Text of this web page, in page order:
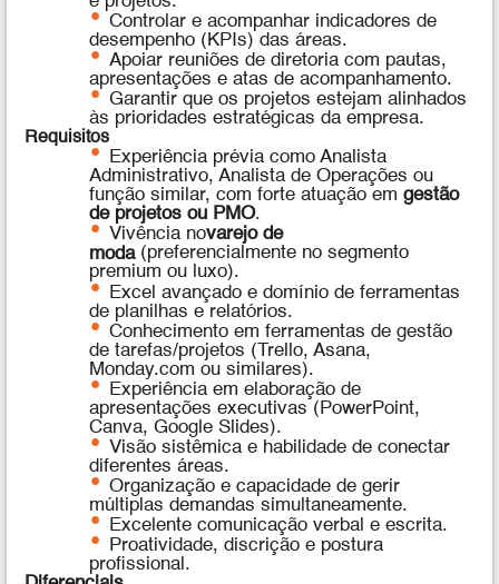
Controlar e acompanhar indicadores de
desempenho (KPIs) das áreas.
Apoiar reuniões de diretoria com pautas,
apresentações e atas de acompanhamento.
Garantir que os projetos estejam alinhados
às prioridades estratégicas da empresa.
Requisitos
Experiência prévia como Analista
Administrativo, Analista de Operações ou
função similar, com forte atuação emgestão
de projetos ou PMO.
Vivência novarejo de
moda (preferencialmente no segmento
premium ou luxo).
Excel avançado e domínio de ferramentas
de planilhas e relatórios.
Conhecimento em ferramentas de gestão
de tarefas/projetos (Trello, Asana,
Monday.com ou similares).
Experiência em elaboração de
apresentações executivas (PowerPoint,
Canva, Google Slides).
Visão sistêmica e habilidade de conectar
diferentes áreas.
Organização e capacidade de gerir
múltiplas demandas simultaneamente.
Excelente comunicação verbal e escrita.
Proatividade, discrição e postura
profissional.